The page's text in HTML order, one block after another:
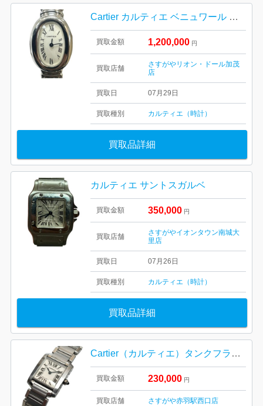
Cartier カルティエ ベニュワール ブランド時計 腕時計
買取金額 1,200,000 円
買取店舗
さすがやリオン・ドール加茂
店
買取日 07月29日
買取種別 カルティエ（時計）
買取品詳細
カルティエ サントスガルベ
買取金額 350,000 円
買取店舗
さすがやイオンタウン南城大
里店
買取日 07月26日
買取種別 カルティエ（時計）
買取品詳細
Cartier（カルティエ）タンクフランセーズSM
買取金額 230,000 円
買取店舗 さすがや赤羽駅西口店